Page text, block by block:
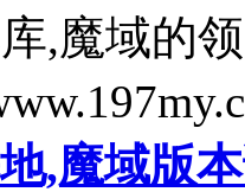
,魔域的
,魔域版